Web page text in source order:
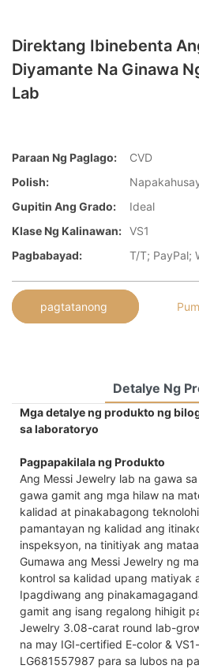
Direktang Ibinebenta
Diyamante Na Ginawa
Lab
Paraan Ng Paglago:
CVD
Polish:
Gupitin Ang Grado:
Ideal
Klase Ng Kalinawan: VS1
Pagbabayad:
T/T; PayPal;
pagtatanong
Detalye Ng
Mga detalye ng produkto ng
sa laboratoryo
Pagpapakilala ng Produkto
Ang Messi Jewelry lab na gawa
gawa gamit ang mga hilaw na
kalidad at pinakabagong
pamantayan ng kalidad ang
inspeksyon, na tinitiyak ang
Gumawa ang Messi Jewelry ng
kontrol sa kalidad upang matiyak
Ipagdiwang ang
gamit ang isang regalong hihigit
Jewelry 3.08-carat round lab-
na may IGI-certified E-color &
LG681557987 para sa lubos na